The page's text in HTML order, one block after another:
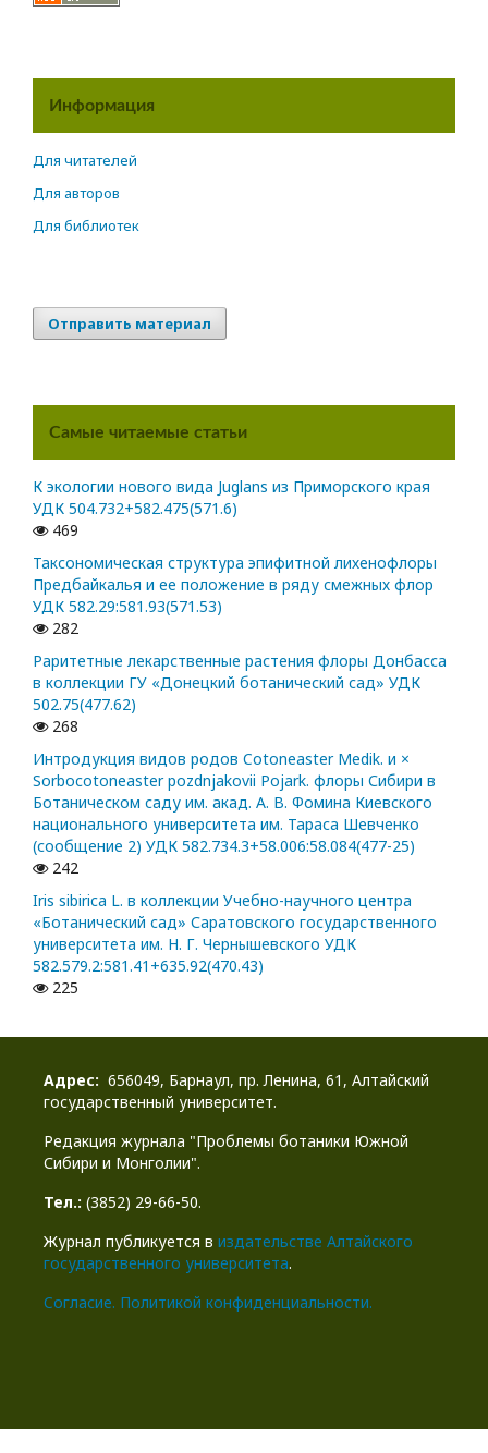
Информация
Для читателей
Для авторов
Для библиотек
Отправить материал
Самые читаемые статьи
К экологии нового вида Juglans из Приморского края
УДК 504.732+582.475(571.6)
469
Таксономическая структура эпифитной лихенофлоры
Предбайкалья и ее положение в ряду смежных флор
УДК 582.29:581.93(571.53)
282
Раритетные лекарственные растения флоры Донбасса
в коллекции ГУ «Донецкий ботанический сад» УДК
502.75(477.62)
268
Интродукция видов родов Cotoneaster Medik. и ×
Sorbocotoneaster pozdnjakovii Pojark. флоры Сибири в
Ботаническом саду им. акад. А. В. Фомина Киевского
национального университета им. Тараса Шевченко
(сообщение 2) УДК 582.734.3+58.006:58.084(477-25)
242
Iris sibirica L. в коллекции Учебно-научного центра
«Ботанический сад» Саратовского государственного
университета им. Н. Г. Чернышевского УДК
582.579.2:581.41+635.92(470.43)
225
Адрес: 656049, Барнаул, пр. Ленина, 61, Алтайский
государственный университет.
Редакция журнала "Проблемы ботаники Южной
Сибири и Монголии".
Тел.: (3852) 29-66-50.
Журнал публикуется в издательстве Алтайского
государственного университета.
Cогласие. Политикой конфиденциальности.